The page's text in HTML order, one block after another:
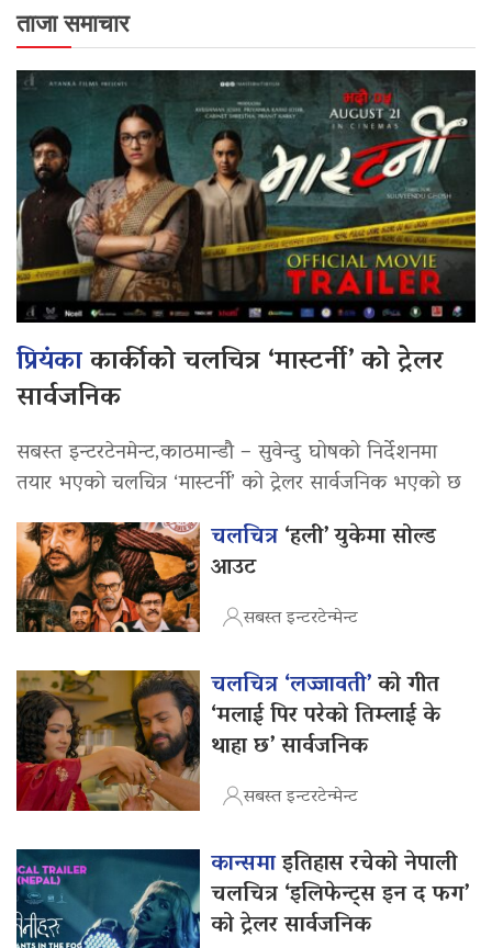
ताजा समाचार
प्रियंकाकार्कीको चलचित्र ‘मास्टर्नी’ को ट्रेलर
सार्वजनिक
सबस्त इन्टरटेनमेन्ट,काठमान्डौ – सुवेन्दु घोषको निर्देशनमा
तयार भएको चलचित्र ‘मास्टर्नी’ को ट्रेलर सार्वजनिक भएको छ
चलचित्र‘हली’ युकेमा सोल्ड
आउट
सबस्त इन्टरटेन्मेन्ट
चलचित्र ‘लज्जावती’को गीत
‘मलाई पिर परेको तिम्लाई के
थाहा छ’ सार्वजनिक
सबस्त इन्टरटेन्मेन्ट
कान्समाइतिहास रचेको नेपाली
चलचित्र ‘इलिफेन्ट्स इन द फग’
को ट्रेलर सार्वजनिक